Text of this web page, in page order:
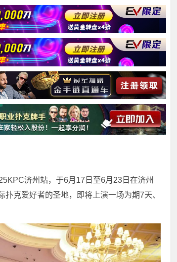
济州站，于6月17日至6月23日在济州
克爱好者的圣地，即将上演一场为期7天、